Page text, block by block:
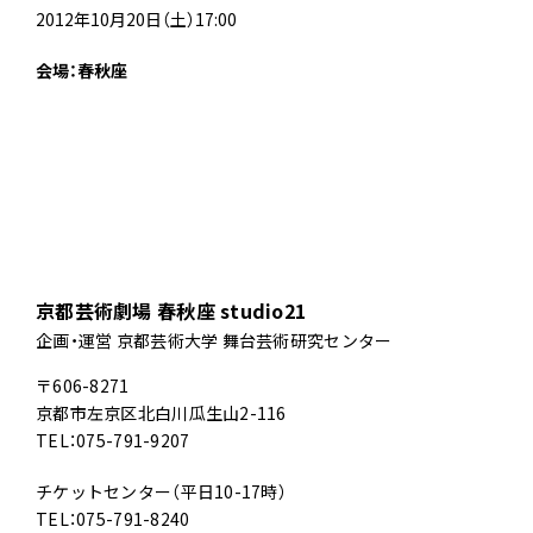
2012年10月20日（土）17:00
会場：春秋座
京都芸術劇場 春秋座 studio21
企画・運営 京都芸術大学 舞台芸術研究センター
〒606-8271
京都市左京区北白川瓜生山2-116
TEL：075-791-9207
チケットセンター（平日10-17時）
TEL：075-791-8240